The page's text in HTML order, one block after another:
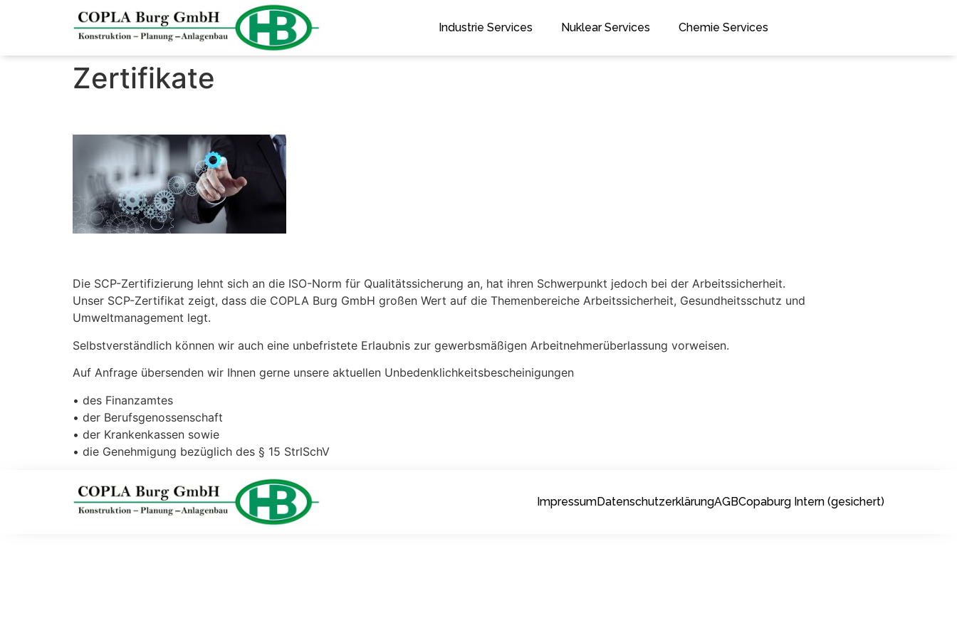
Industrie Services Nuklear Services Chemie Services
Zertifikate
Die SCP-Zertifizierung lehnt sich an die ISO-Norm für Qualitätssicherung an, hat ihren Schwerpunkt jedoch bei der Arbeitssicherheit.
Unser SCP-Zertifikat zeigt, dass die COPLA Burg GmbH großen Wert auf die Themenbereiche Arbeitssicherheit, Gesundheitsschutz und
Umweltmanagement legt.
Selbstverständlich können wir auch eine unbefristete Erlaubnis zur gewerbsmäßigen Arbeitnehmerüberlassung vorweisen.
Auf Anfrage übersenden wir Ihnen gerne unsere aktuellen Unbedenklichkeitsbescheinigungen
• des Finanzamtes
• der Berufsgenossenschaft
• der Krankenkassen sowie
• die Genehmigung bezüglich des § 15 StrlSchV
ImpressumDatenschutzerklärungAGBCopaburg Intern (gesichert)